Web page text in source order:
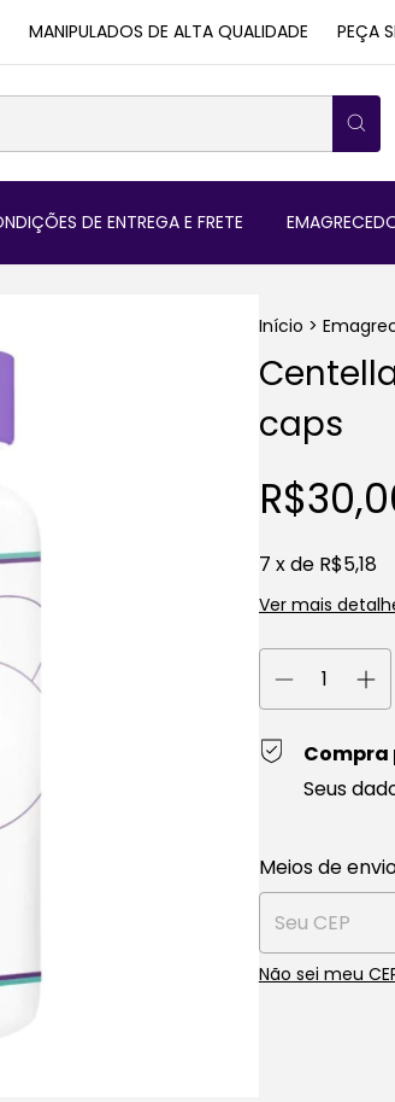
MANIPULADOS DE ALTA QUALIDADE PEÇA
DE ENTREGA E FRETE
Início >
caps
7 x de R$5,18
Ver mais
Seus
Entregas para o
Meios de
Não sei meu